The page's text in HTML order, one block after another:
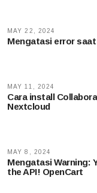
MAY 22, 2024
Mengatasi error
MAY 11, 2024
Cara install
Nextcloud
MAY 8, 2024
Mengatasi Warning:
the API! OpenCart